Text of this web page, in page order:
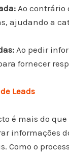
Ao
ajudando a
Ao pedir
fornecer
Leads
é mais do
informações
Como o